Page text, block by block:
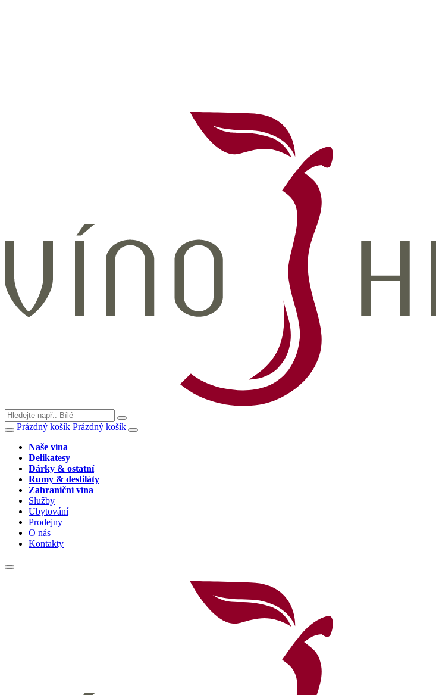
Prázdný košík Prázdný košík
Naše vína
Delikatesy
Dárky & ostatní
Rumy & destiláty
Zahraniční vína
Služby
Ubytování
Prodejny
O nás
Kontakty